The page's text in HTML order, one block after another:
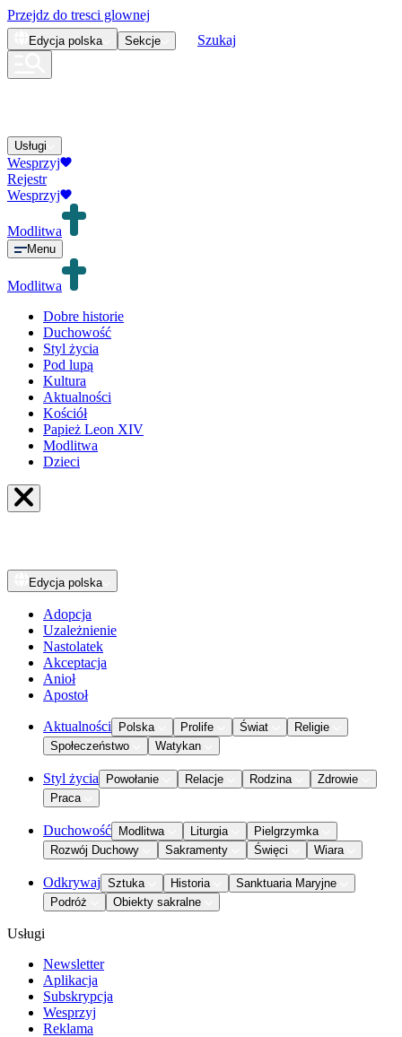
Przejdz do tresci glownej
Edycja polska Sekcje Szukaj
Usługi
Wesprzyj
Rejestr
Wesprzyj
Modlitwa
Menu
Modlitwa
Dobre historie
Duchowość
Styl życia
Pod lupą
Kultura
Aktualności
Kościół
Papież Leon XIV
Modlitwa
Dzieci
Edycja polska
Adopcja
Uzależnienie
Nastolatek
Akceptacja
Anioł
Apostoł
Aktualności Polska Prolife Świat
Religie
Społeczeństwo
Watykan
Styl życia Powołanie Relacje Rodzina
Zdrowie
Praca
Duchowość Modlitwa Liturgia
Pielgrzymka
Rozwój Duchowy
Sakramenty Święci Wiara
Odkrywaj Sztuka Historia
Sanktuaria Maryjne
Podróż
Obiekty sakralne
Usługi
Newsletter
Aplikacja
Subskrypcja
Wesprzyj
Reklama